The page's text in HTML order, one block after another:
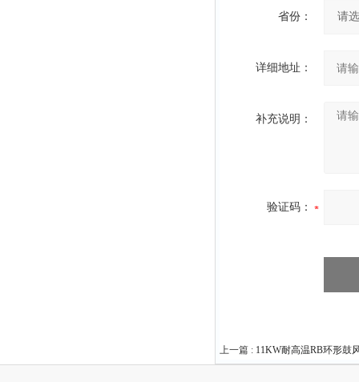
省份：
详细地址：
补充说明：
验证码：
上一篇 : 11KW耐高温RB环形鼓